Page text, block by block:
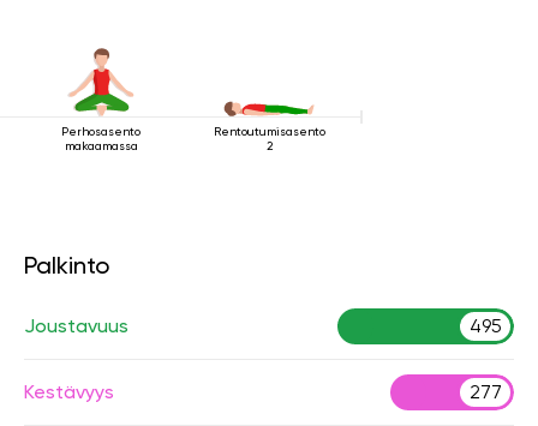
Perhosasento
makaamassa
Rentoutumisasento
2
Palkinto
Joustavuus 495
Kestävyys 277